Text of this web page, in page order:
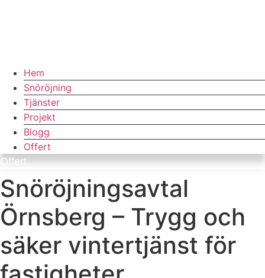
Hem
Snöröjning
Tjänster
Projekt
Blogg
Offert
Offert
Snöröjningsavtal
Örnsberg – Trygg och
säker vintertjänst för